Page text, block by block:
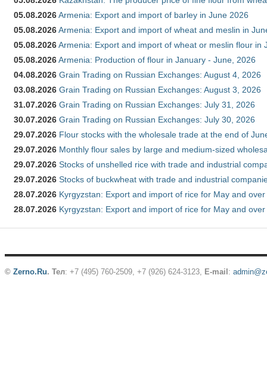
05.08.2026Armenia: Export and import of barley in June 2026
05.08.2026Armenia: Export and import of wheat and meslin in
05.08.2026Armenia: Export and import of wheat or meslin flour in
05.08.2026Armenia: Production of flour in January - June, 2026
04.08.2026 Grain Trading on Russian Exchanges: August 4, 2026
03.08.2026 Grain Trading on Russian Exchanges: August 3, 2026
31.07.2026 Grain Trading on Russian Exchanges: July 31, 2026
30.07.2026 Grain Trading on Russian Exchanges: July 30, 2026
29.07.2026 Flour stocks with the wholesale trade at the end of
29.07.2026 Monthly flour sales by large and medium-sized
29.07.2026 Stocks of unshelled rice with trade and industrial
29.07.2026 Stocks of buckwheat with trade and industrial
28.07.2026 Kyrgyzstan: Export and import of rice for May and
28.07.2026 Kyrgyzstan: Export and import of rice for May and
© Zerno.Ru. Тел: +7 (495) 760-2509, +7 (926) 624-3123, E-mail :